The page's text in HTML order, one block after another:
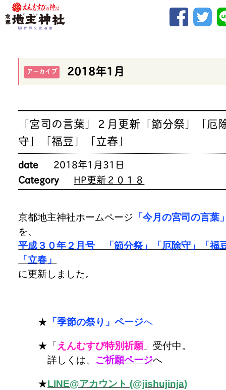
アーカイブ 2018年1月
「宮司の言葉」２月更新「節分祭」「厄
守」「福豆」「立春」
date
2018年1月31日
Category
HP更新２０１８
京都地主神社ホームページ 「今月の宮司の言葉
を、
平成３０年２月号 「節分祭」「厄除守」「福
「立春」
に更新しました。
★ 「季節の祭り」ページへ
★「 えんむすび特別祈願」受付中。
詳しくは、 ご祈願ページへ
★LINE@アカウント (@jishujinja)